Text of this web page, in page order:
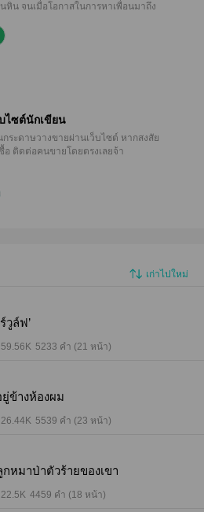
หิน จนเมื่อโอกาสในการหาเพื่อนมาถึง
ช่วยปลดแอกผมได้ แต่ไป ๆ มา ๆ จากที่
น กลับกลายเป็นมาหาแฟน ปัญหาคือคน
งสุด ๆ แต่ถึงจะรู้อย่างนั้นผมก็ยังคอย
รู ไม่คิดอยากเปลี่ยนสถานะบ้างหรือไง
ยังไงแสนซ่าส์คนนี้ก็จะคว้าหัวใจพ่อ
รองให้ได้เลย! TRIGGER WARNING!
าตกรรม), Blood (มีเลือด), Non -
Harm / Weapons) (การใช้ความ
ำร้ายร่างกาย การใช้อาวุธ), Abuse
Verbal, Sexual, Emotional) (การ
ไซต์นักเขียน
กระดาษวางขายผ่านเว็บไซต์ หากสงสัย
อ ติดต่อคนขายโดยตรงเลยจ้า
เก่าไปใหม่
ร์วูล์ฟ’
59.56K 5233 คำ (21 หน้า)
อยู่ข้างห้องผม
26.44K 5539 คำ (23 หน้า)
บลูกหมาป่าตัวร้ายของเขา
22.5K 4459 คำ (18 หน้า)